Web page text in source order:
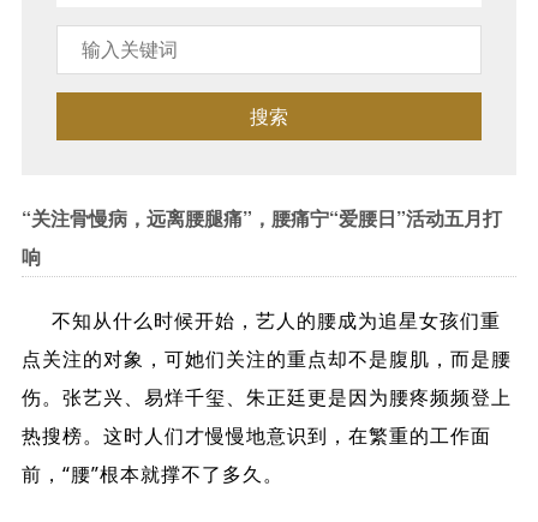
搜索
“关注骨慢病，远离腰腿痛”，腰痛宁“爱腰日”活动五月打
响
不知从什么时候开始，艺人的腰成为追星女孩们重
点关注的对象，可她们关注的重点却不是腹肌，而是腰
伤。张艺兴、易烊千玺、朱正廷更是因为腰疼频频登上
热搜榜。这时人们才慢慢地意识到，在繁重的工作面
前，“腰”根本就撑不了多久。